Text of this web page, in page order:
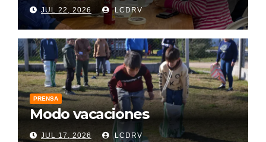
JUL 22, 2026 LCDRV
PRENSA
Modo vacaciones
JUL 17, 2026 LCDRV